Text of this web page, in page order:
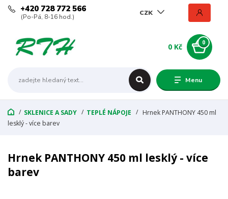
Menu
CZK
+420 728 772 566
(Po-Pá, 8-16 hod.)
0
0 Kč
SKLENICE A SADY TEPLÉ NÁPOJE
Hrnek PANTHONY 450 ml
lesklý - více barev
Hrnek PANTHONY 450 ml lesklý - více
barev